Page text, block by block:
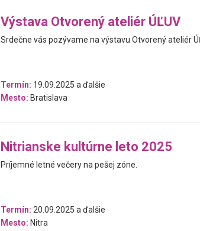
Výstava Otvorený ateliér ÚĽUV
Srdečne vás pozývame na výstavu Otvorený ateliér
Termín: 19.09.2025 a ďalšie
Mesto: Bratislava
Nitrianske kultúrne leto 2025
Príjemné letné večery na pešej zóne.
Termín: 20.09.2025 a ďalšie
Mesto: Nitra